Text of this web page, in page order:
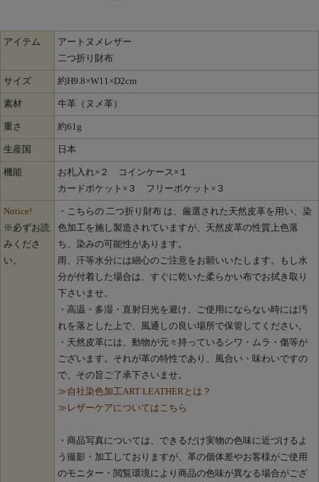
アイテム
アートヌメレザー
二つ折り財布
サイズ 約H9.8×W11×D2cm
素材 牛革（ヌメ革）
重さ 約61g
生産国 日本
機能
お札入れ×２ コインケース×１
カードポケット×３ フリーポケット×３
Notice!
※必ずお読
みくださ
い。
・こちらの 二つ折り財布 は、厳選された天然皮革を用い、染
色加工を施し製造されていますが、天然皮革の性質上色落
ち、染みの可能性があります。
雨、汗等水分には細心のご注意をお願いいたします。もし水
分が付着した場合は、すぐに乾いた柔らかい布でお拭き取り
下さいませ。
・高温・多湿・直射日光を避け、ご使用にならない時には汚
れを落とした上で、風通しの良い場所で保管してください。
・天然皮革には、動物が元々持っているシワ・ムラ・傷等が
ございます。それが革の特性であり、風合い・味わいですの
で、その旨ご了承下さいませ。
≫自社染色加工ART LEATHERとは？
≫レザーケアについてはこちら
・商品写真については、できるだけ実物の色味に近づけるよ
う撮影・加工しておりますが、革の個体差やお客様がご使用
のモニター・閲覧環境により商品の色味が異なる場合がござ